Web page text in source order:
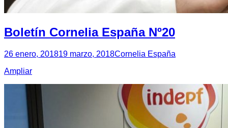
Boletín Cornelia España Nº20
26 enero, 201819 marzo, 2018Cornelia España
Ampliar